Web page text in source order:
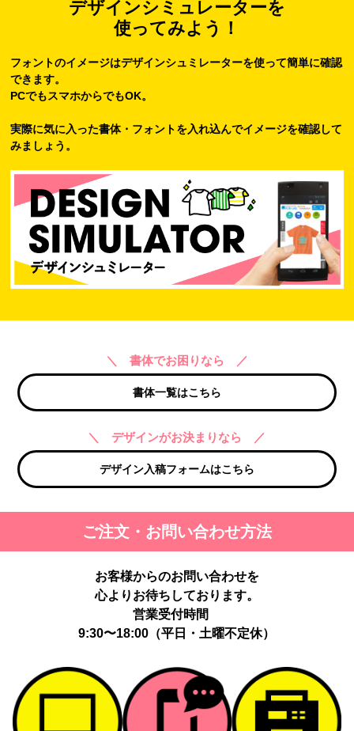
デザインシミュレーターを
使ってみよう！
フォントのイメージはデザインシュミレーターを使って簡単に確認
できます。
PCでもスマホからでもOK。
実際に気に入った書体・フォントを入れ込んでイメージを確認して
みましょう。
＼ 書体でお困りなら ／
書体一覧はこちら
＼ デザインがお決まりなら ／
デザイン入稿フォームはこちら
ご注文・お問い合わせ方法
お客様からのお問い合わせを
心よりお待ちしております。
営業受付時間
9:30〜18:00（平日・土曜不定休）